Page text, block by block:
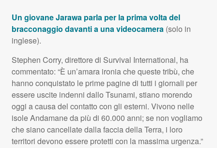
Un giovane Jarawa parla per la prima volta del
bracconaggio davanti a una videocamera (solo in
inglese).
Stephen Corry, direttore di Survival International, ha
commentato: “È un’amara ironia che queste tribù, che
hanno conquistato le prime pagine di tutti i giornali per
essere uscite indenni dallo Tsunami, stiano morendo
oggi a causa del contatto con gli esterni. Vivono nelle
isole Andamane da più di 60.000 anni; se non vogliamo
che siano cancellate dalla faccia della Terra, i loro
territori devono essere protetti con la massima urgenza.”